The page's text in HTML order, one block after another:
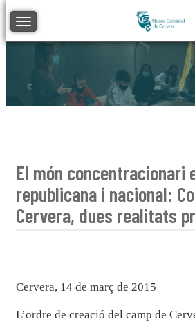
Toggle navigation
El món concentracionari
republicana i nacional:
Cervera, dues realitats
Cervera, 14 de març de 2015
L’ordre de creació del camp de